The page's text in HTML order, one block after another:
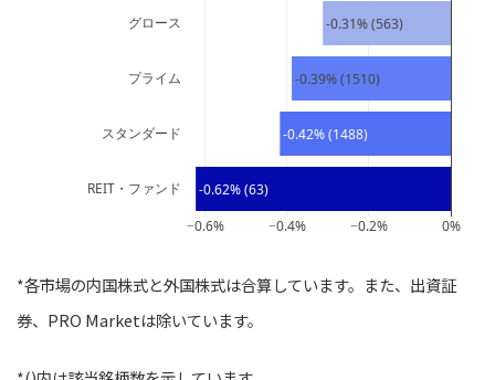
-0.62% (63)
-0.42% (1488)
-0.39% (1510)
-0.31% (563)
−0.6% −0.4% −0.2% 0%
REIT・ファンド
スタンダード
プライム
グロース
*各市場の内国株式と外国株式は合算しています。また、出資証
券、PRO Marketは除いています。